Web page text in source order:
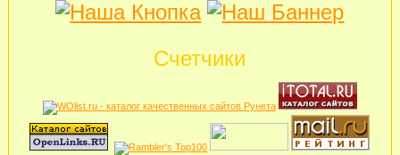
Счетчики